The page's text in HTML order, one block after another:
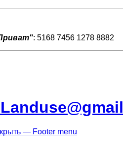
: 5168 7456 1278 8882
— Footer menu